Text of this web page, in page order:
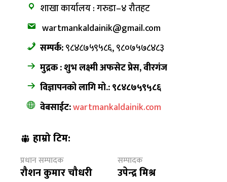
शाखा कार्यालय : गरुडा–४ रौतहट
wartmankaldainik@gmail.com
सम्पर्क:९८४८७५९५८६, ९८०७५७८४८३
मुद्रक : शुभ लक्ष्मी अफसेट प्रेस, वीरगंज
विज्ञापनको लागि मो.: ९८४८७५९५८६
वेबसाईट:wartmankaldainik.com
हाम्रो टिम:
प्रधान सम्पादक
रौशन कुमार चौधरी
सम्पादक
उपेन्द्र मिश्र